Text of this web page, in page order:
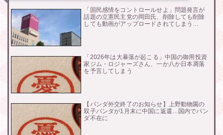
「国民感情をコントロールせよ」問題発言が
話題の立憲民主党の岡田氏、削除しても削除
しても動画がアップロードされてしまう…
「2026年は大暴落が起こる」中国の御用投資
家ジム・ロジャーズさん、一か八か日本凋落
を予言してしまう
【パンダ外交終了のお知らせ】上野動物園の
双子パンダが1月末に中国に返還…国内でパン
ダ不在に